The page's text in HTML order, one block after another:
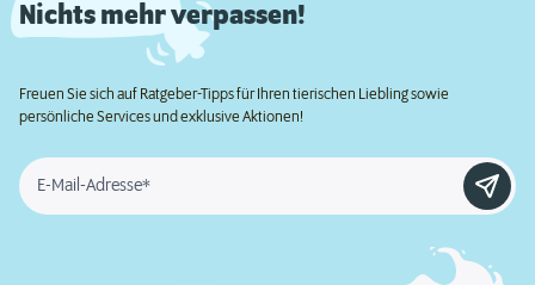
Nichts mehr verpassen!
Freuen Sie sich auf Ratgeber-Tipps für Ihren tierischen Liebling sowie
persönliche Services und exklusive Aktionen!
E-Mail-Adresse*